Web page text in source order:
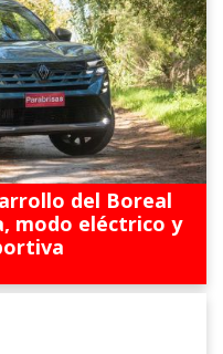
del Boreal
modo eléctrico y